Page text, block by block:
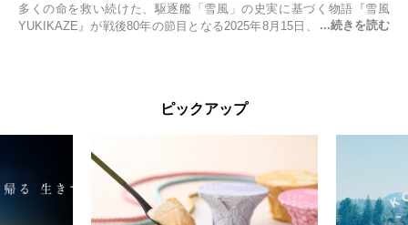
多くの命を救い続けた、駆逐艦「雪風」の史実に基づく物語『雪風
YUKIKAZE』が戦後80年の節目となる2025年8月15日、全国公開され
くの仲間の命を救い帰還させ、戦後まで生き抜き「幸運艦」と呼ばれ
主演は「雪風」の艦長・寺澤一利を演じる竹野内豊。先任伍長・早瀬
幸平を玉木宏が演じるほか、奥平大兼、田中麗奈、石丸幹二、益岡徹
など実力派俳優が共演。そして戦艦大和と運命を共にした帝国海軍・
ピックアップ